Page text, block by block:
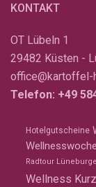
KONTAKT
OT Lübeln 1
29482 Küsten -
office@kartoffel-
Telefon: +49
Hotelgutscheine
Radtour
Wellness